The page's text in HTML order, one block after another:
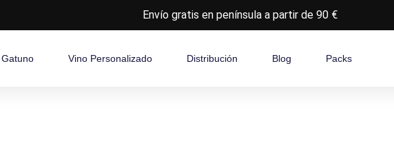
Envío gratis en península a partir de 90 €
Vino Personalizado Distribución Blog Packs